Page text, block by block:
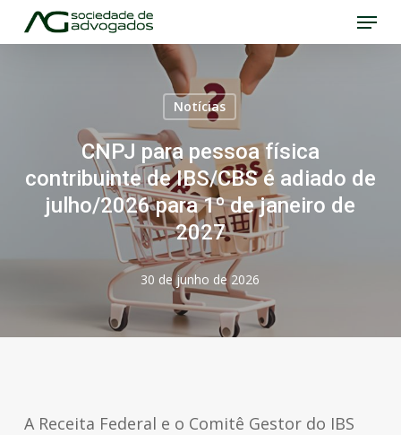
Skip
to
Menu
Notícias
CNPJ para pessoa física
contribuinte de IBS/CBS é adiado de
julho/2026 para 1º de janeiro de
2027
30 de junho de 2026
A Receita Federal e o Comitê Gestor do IBS